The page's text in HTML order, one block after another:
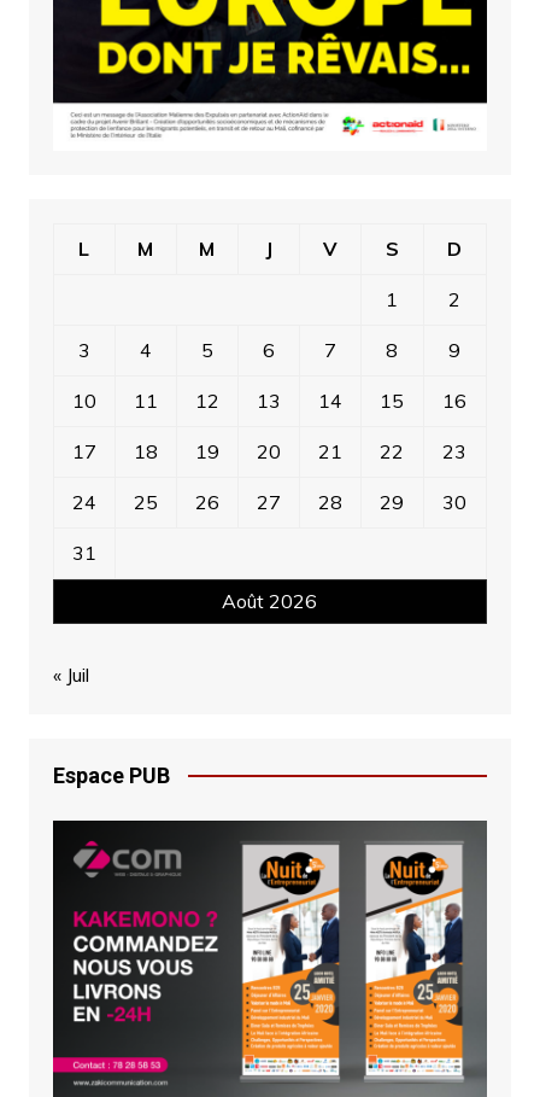
Août 2026
L M M J V S D
1 2
3 4 5 6 7 8 9
10 11 12 13 14 15 16
17 18 19 20 21 22 23
24 25 26 27 28 29 30
31
« Juil
Espace PUB